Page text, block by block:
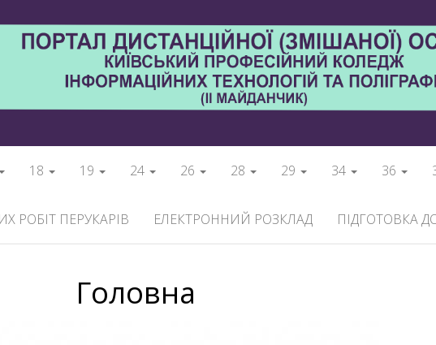
18 19 24 26 28 29 34 36
РОБІТ ПЕРУКАРІВ ЕЛЕКТРОННИЙ РОЗКЛАД ПІДГОТОВКА
Головна